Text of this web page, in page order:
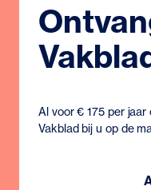
Al voor € 175 per
Vakblad bij u op de